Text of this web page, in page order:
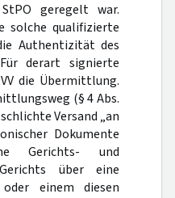
StPO geregelt war.
solche qualifizierte
Authentizität des
derart signierte
die Übermittlung.
(§ 4 Abs.
Versand „an
Dokumente
Gerichts- und
über eine
einem diesen